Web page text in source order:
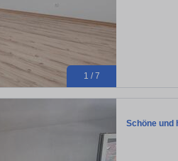
1 / 7
Schöne und